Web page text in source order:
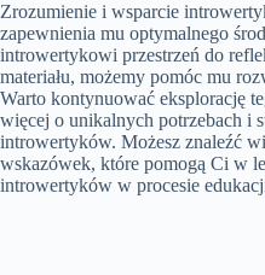
Zrozumienie i wsparcie
zapewnienia mu optymalnego
introwertykowi przestrzeń do
materiału, możemy pomóc mu
Warto kontynuować eksplorację
więcej o unikalnych potrzebach i
introwertyków. Możesz znaleźć
wskazówek, które pomogą Ci w
introwertyków w procesie